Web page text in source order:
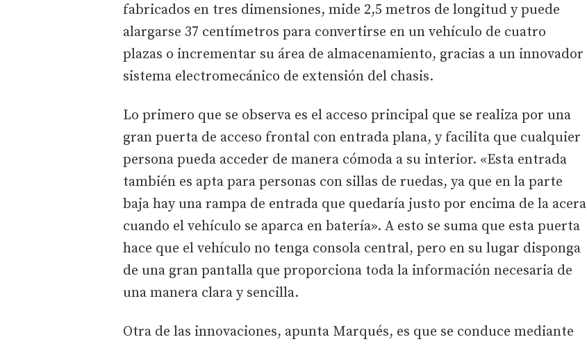
fabricados en tres dimensiones, mide 2,5 metros de longitud y puede
alargarse 37 centímetros para convertirse en un vehículo de cuatro
plazas o incrementar su área de almacenamiento, gracias a un innovador
sistema electromecánico de extensión del chasis.
Lo primero que se observa es el acceso principal que se realiza por una
gran puerta de acceso frontal con entrada plana, y facilita que cualquier
persona pueda acceder de manera cómoda a su interior. «Esta entrada
también es apta para personas con sillas de ruedas, ya que en la parte
baja hay una rampa de entrada que quedaría justo por encima de la acera
cuando el vehículo se aparca en batería». A esto se suma que esta puerta
hace que el vehículo no tenga consola central, pero en su lugar disponga
de una gran pantalla que proporciona toda la información necesaria de
una manera clara y sencilla.
Otra de las innovaciones, apunta Marqués, es que se conduce mediante